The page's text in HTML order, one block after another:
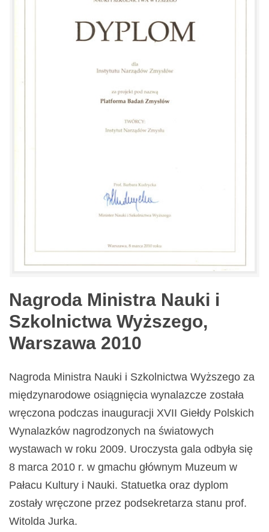
Nagroda Ministra Nauki i
Szkolnictwa Wyższego,
Warszawa 2010
Nagroda Ministra Nauki i Szkolnictwa Wyższego za
międzynarodowe osiągnięcia wynalazcze została
wręczona podczas inauguracji XVII Giełdy Polskich
Wynalazków nagrodzonych na światowych
wystawach w roku 2009. Uroczysta gala odbyła się
8 marca 2010 r. w gmachu głównym Muzeum w
Pałacu Kultury i Nauki. Statuetka oraz dyplom
zostały wręczone przez podsekretarza stanu prof.
Witolda Jurka.